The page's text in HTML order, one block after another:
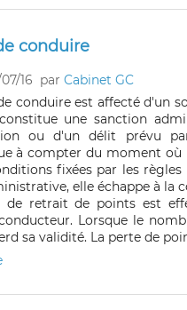
conduire
16 par Cabinet GC
conduire est affecté d'un
une sanction
ou d'un délit prévu
à compter du moment
fixées par les
elle échappe à la
de retrait de points est
Lorsque le
sa validité. La perte de